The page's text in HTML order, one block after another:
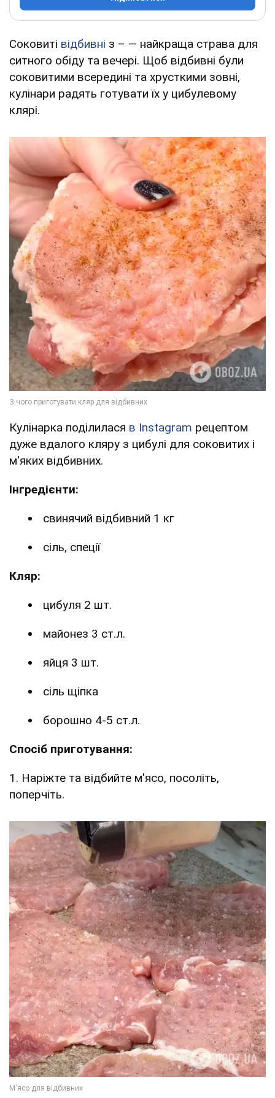
Соковиті відбивні з – — найкраща страва для
ситного обіду та вечері. Щоб відбивні були
соковитими всередині та хрусткими зовні,
кулінари радять готувати їх у цибулевому
клярі.
Кулінарка поділилася в Instagram рецептом
дуже вдалого кляру з цибулі для соковитих і
м'яких відбивних.
Інгредієнти:
свинячий відбивний 1 кг
сіль, спеції
Кляр:
цибуля 2 шт.
майонез 3 ст.л.
яйця 3 шт.
сіль щіпка
борошно 4-5 ст.л.
Спосіб приготування:
1. Наріжте та відбийте м'ясо, посоліть,
поперчіть.